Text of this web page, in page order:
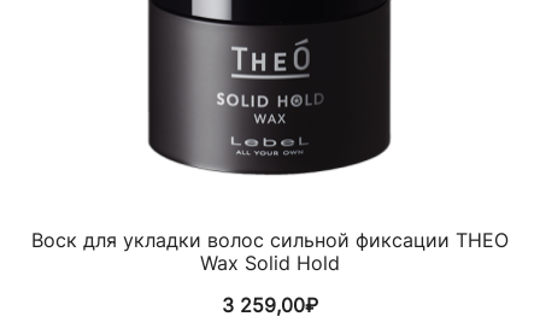
Воск для укладки волос сильной фиксации THEO
Wax Solid Hold
3 259,00₽